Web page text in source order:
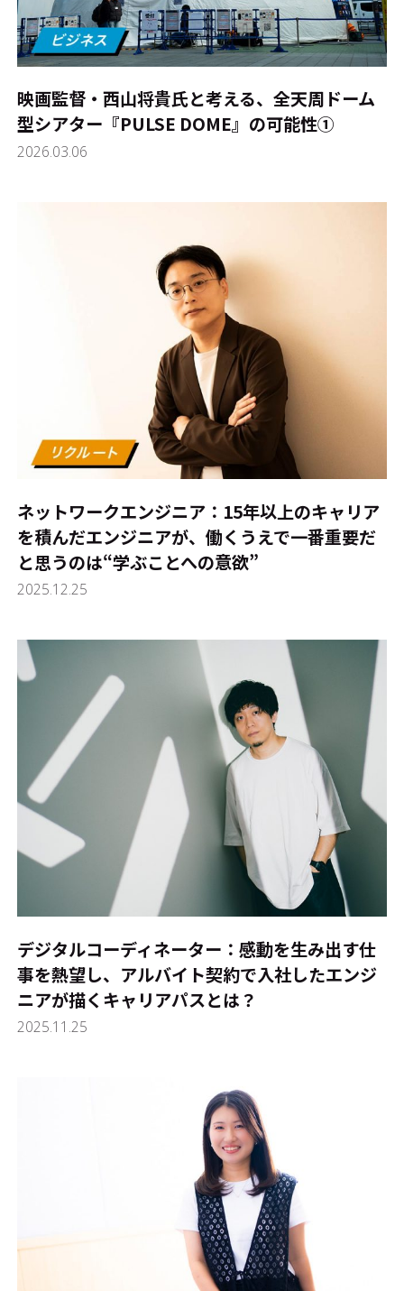
映画監督・西山将貴氏と考える、全天周ドーム
型シアター『PULSE DOME』の可能性①
2026.03.06
ネットワークエンジニア：15年以上のキャリア
を積んだエンジニアが、働くうえで一番重要だ
と思うのは“学ぶことへの意欲”
2025.12.25
デジタルコーディネーター：感動を生み出す仕
事を熱望し、アルバイト契約で入社したエンジ
ニアが描くキャリアパスとは？
2025.11.25